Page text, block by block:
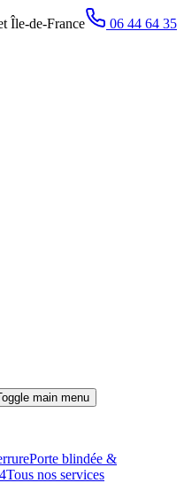
Île-de-France
06 44 64 35
main menu
Porte blindée &
Tous nos services